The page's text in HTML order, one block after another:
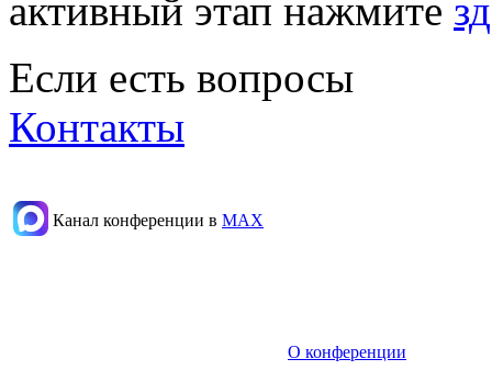
активный этап нажмите
Если есть вопросы
Контакты
Канал конференции в МАХ
О конференции